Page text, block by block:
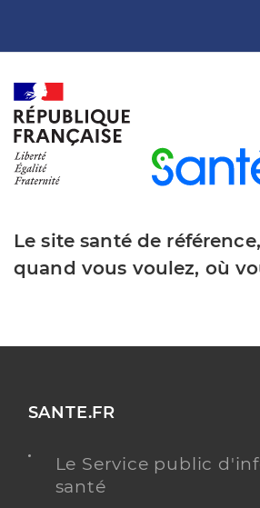
Le site santé de
quand vous voulez, où
SANTE.FR
Le Service public
santé